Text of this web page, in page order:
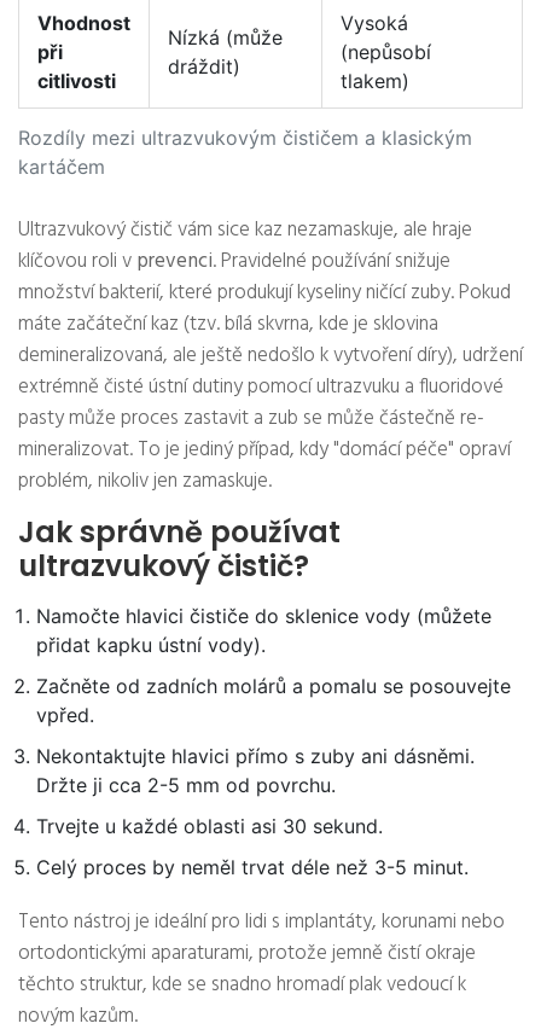
Rozdíly mezi ultrazvukovým čističem a klasickým
kartáčem
Vhodnost
při
citlivosti
Nízká (může
dráždit)
Vysoká
(nepůsobí
tlakem)
Ultrazvukový čistič vám sice kaz nezamaskuje, ale hraje
klíčovou roli vprevenci. Pravidelné používání snižuje
množství bakterií, které produkují kyseliny ničící zuby. Pokud
máte začáteční kaz (tzv. bílá skvrna, kde je sklovina
demineralizovaná, ale ještě nedošlo k vytvoření díry), udržení
extrémně čisté ústní dutiny pomocí ultrazvuku a fluoridové
pasty může proces zastavit a zub se může částečně re-
mineralizovat. To je jediný případ, kdy "domácí péče" opraví
problém, nikoliv jen zamaskuje.
Jak správně používat
ultrazvukový čistič?
Namočte hlavici čističe do sklenice vody (můžete
přidat kapku ústní vody).
Začněte od zadních molárů a pomalu se posouvejte
vpřed.
Nekontaktujte hlavici přímo s zuby ani dásněmi.
Držte ji cca 2-5 mm od povrchu.
Trvejte u každé oblasti asi 30 sekund.
Celý proces by neměl trvat déle než 3-5 minut.
Tento nástroj je ideální pro lidi s implantáty, korunami nebo
ortodontickými aparaturami, protože jemně čistí okraje
těchto struktur, kde se snadno hromadí plak vedoucí k
novým kazům.